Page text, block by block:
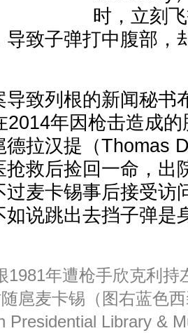
时，立刻
导致子弹打中腹部，
导致列根的新闻秘书
2014年因枪击造成
德拉汉提（Thomas
抢救后捡回一命，出
过麦卡锡事后接受访
如说跳出去挡子弹是
1981年遭枪手欣克利持
扈麦卡锡（图右蓝色
Presidential Library &